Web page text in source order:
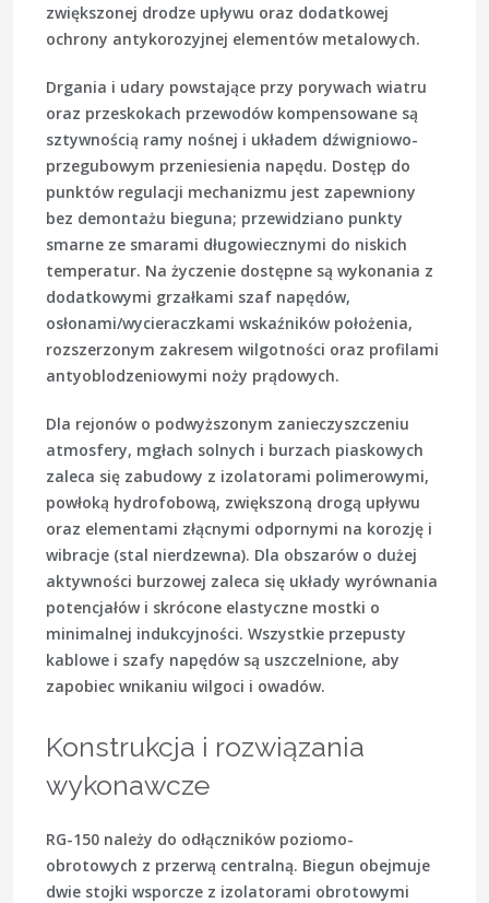
zwiększonej drodze upływu oraz dodatkowej
ochrony antykorozyjnej elementów metalowych.
Drgania i udary powstające przy porywach wiatru
oraz przeskokach przewodów kompensowane są
sztywnością ramy nośnej i układem dźwigniowo-
przegubowym przeniesienia napędu. Dostęp do
punktów regulacji mechanizmu jest zapewniony
bez demontażu bieguna; przewidziano punkty
smarne ze smarami długowiecznymi do niskich
temperatur. Na życzenie dostępne są wykonania z
dodatkowymi grzałkami szaf napędów,
osłonami/wycieraczkami wskaźników położenia,
rozszerzonym zakresem wilgotności oraz profilami
antyoblodzeniowymi noży prądowych.
Dla rejonów o podwyższonym zanieczyszczeniu
atmosfery, mgłach solnych i burzach piaskowych
zaleca się zabudowy z izolatorami polimerowymi,
powłoką hydrofobową, zwiększoną drogą upływu
oraz elementami złącnymi odpornymi na korozję i
wibracje (stal nierdzewna). Dla obszarów o dużej
aktywności burzowej zaleca się układy wyrównania
potencjałów i skrócone elastyczne mostki o
minimalnej indukcyjności. Wszystkie przepusty
kablowe i szafy napędów są uszczelnione, aby
zapobiec wnikaniu wilgoci i owadów.
Konstrukcja i rozwiązania
wykonawcze
RG-150 należy do odłączników poziomo-
obrotowych z przerwą centralną. Biegun obejmuje
dwie stojki wsporcze z izolatorami obrotowymi